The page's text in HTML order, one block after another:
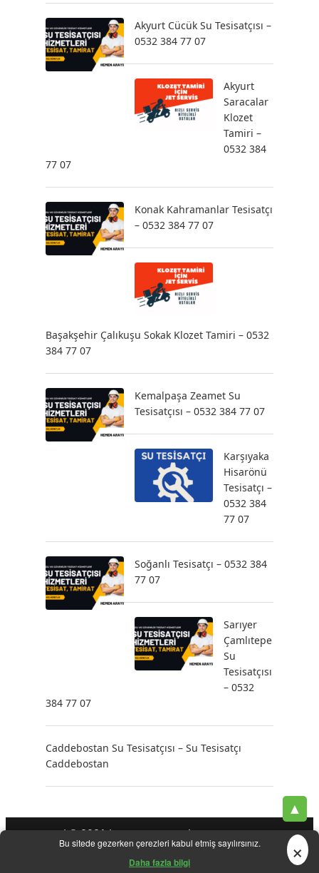
Akyurt Cücük Su Tesisatçısı –
0532 384 77 07
Akyurt
Saracalar
Klozet
Tamiri –
0532 384
77 07
Konak Kahramanlar Tesisatçı
– 0532 384 77 07
Başakşehir Çalıkuşu Sokak Klozet Tamiri – 0532
384 77 07
Kemalpaşa Zeamet Su
Tesisatçısı – 0532 384 77 07
Karşıyaka
Hisarönü
Tesisatçı –
0532 384
77 07
Soğanlı Tesisatçı – 0532 384
77 07
Sarıyer
Çamlıtepe
Su
Tesisatçısı
– 0532
384 77 07
Caddebostan Su Tesisatçısı – Su Tesisatçı
Caddebostan
Bu sitede gezerken çerezleri kabul etmiş sayılırsınız.
Daha fazla bilgi ×
▲
| © 2021 |- - - Klozet
Su Kaçak Tespiti-Su Tesisatçı-Su Tesisat Hizmetleri-
Tıkanıklık Açma-Yeni Tesisat Hizmetleri